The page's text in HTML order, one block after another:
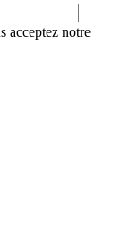
acceptez notre